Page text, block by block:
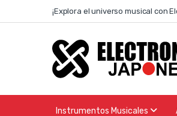
Skip to navigation
Skip to content¡Explora el universo musical con
Instrumentos Musicales